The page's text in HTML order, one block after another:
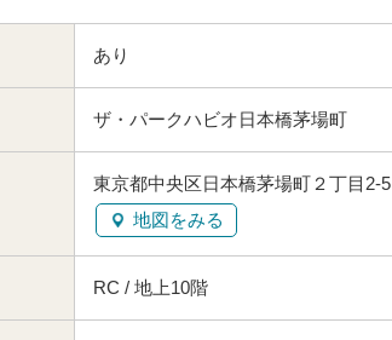
あり
ザ・パークハビオ日本橋茅場町
東京都中央区日本橋茅場町２丁目2-5
地図をみる
RC / 地上10階